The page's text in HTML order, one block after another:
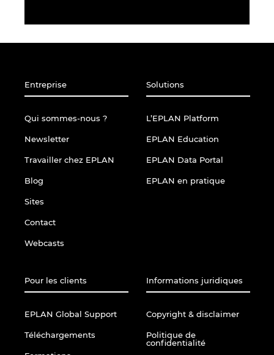
Entreprise
Qui sommes-nous ?
Newsletter
Travailler chez EPLAN
Blog
Sites
Contact
Webcasts
Solutions
L’EPLAN Platform
EPLAN Education
EPLAN Data Portal
EPLAN en pratique
Pour les clients
EPLAN Global Support
Téléchargements
Informations juridiques
Copyright & disclaimer
Politique de
confidentialité
Slovakia
Slovenia
South Africa
South Korea
Spain
Sweden
Turkey